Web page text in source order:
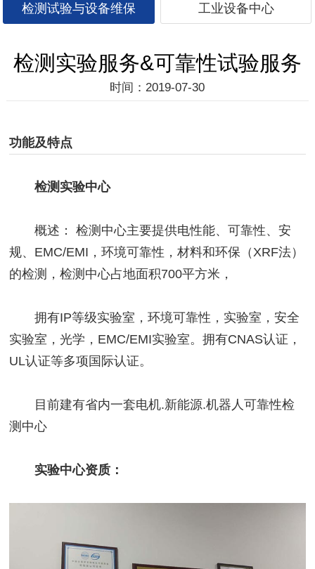
检测试验与设备维保 工业设备中心
检测实验服务&可靠性试验服务
时间：2019-07-30
功能及特点
检测实验中心
概述： 检测中心主要提供电性能、可靠性、安
规、EMC/EMI，环境可靠性，材料和环保（XRF法）
的检测，检测中心占地面积700平方米，
拥有IP等级实验室，环境可靠性，实验室，安全
实验室，光学，EMC/EMI实验室。拥有CNAS认证，
UL认证等多项国际认证。
目前建有省内一套电机.新能源.机器人可靠性检
测中心
实验中心资质：